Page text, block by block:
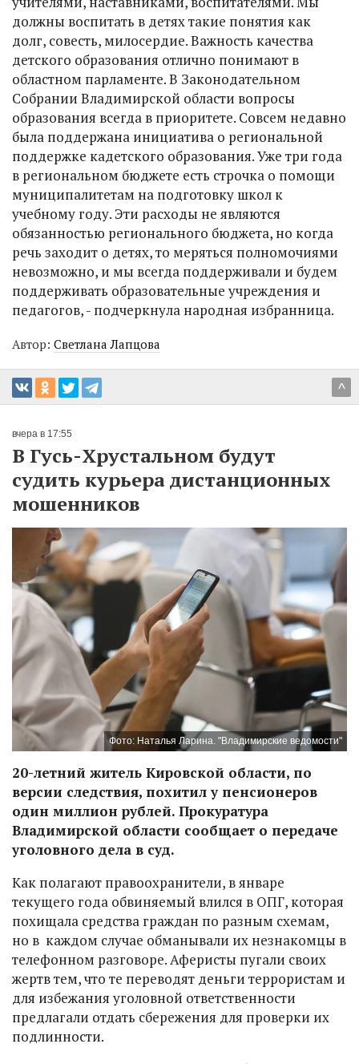
должны воспитать в детях такие понятия как
долг, совесть, милосердие. Важность качества
детского образования отлично понимают в
областном парламенте. В Законодательном
Собрании Владимирской области вопросы
образования всегда в приоритете. Совсем недавно
была поддержана инициатива о региональной
поддержке кадетского образования. Уже три года
в региональном бюджете есть строчка о помощи
муниципалитетам на подготовку школ к
учебному году. Эти расходы не являются
обязанностью регионального бюджета, но когда
речь заходит о детях, то меряться полномочиями
невозможно, и мы всегда поддерживали и будем
поддерживать образовательные учреждения и
педагогов, - подчеркнула народная избранница.
Автор: Светлана Лапцова
^
вчера в 17:55
В Гусь-Хрустальном будут
судить курьера дистанционных
мошенников
Фото: Наталья Ларина. "Владимирские ведомости"
20-летний житель Кировской области, по
версии следствия, похитил у пенсионеров
один миллион рублей. Прокуратура
Владимирской области сообщает о передаче
уголовного дела в суд.
Как полагают правоохранители, в январе
текущего года обвиняемый влился в ОПГ, которая
похищала средства граждан по разным схемам,
но в каждом случае обманывали их незнакомцы в
телефонном разговоре. Аферисты пугали своих
жертв тем, что те переводят деньги террористам и
для избежания уголовной ответственности
предлагали отдать сбережения для проверки их
подлинности.